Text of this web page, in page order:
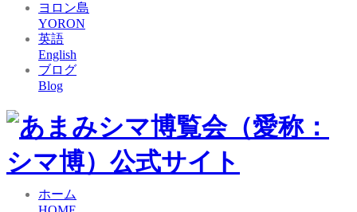
ヨロン島
YORON
英語
English
ブログ
Blog
ホーム